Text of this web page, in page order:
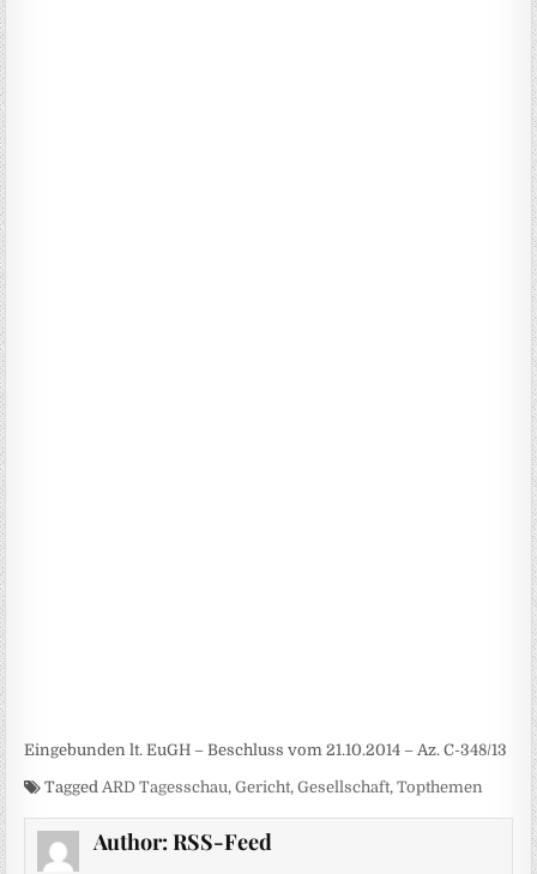
Eingebunden lt. EuGH – Beschluss vom 21.10.2014 – Az. C-348/13
Tagged ARD Tagesschau,Gericht,Gesellschaft,Topthemen
Author: RSS-Feed